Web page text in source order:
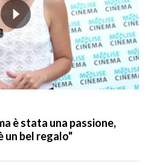
è stata una passione,
un bel regalo"